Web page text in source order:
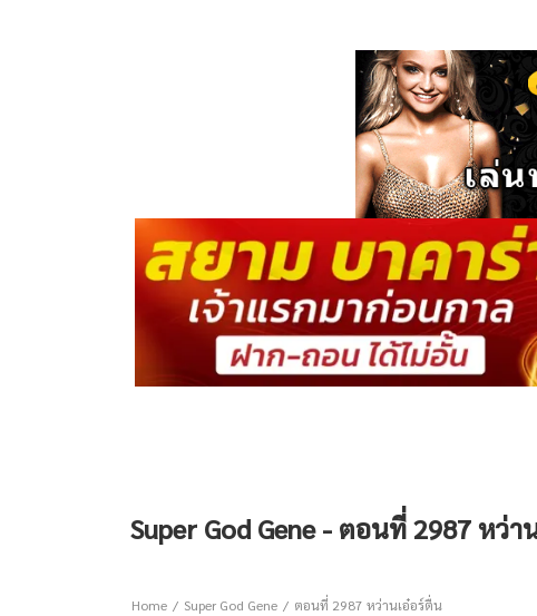
Super God Gene - ตอนที่ 2987 หว่า
Home Super God Gene ตอนที่ 2987 หว่านเอ๋อร์ตื่น